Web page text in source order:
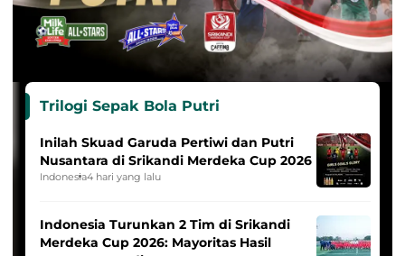
Trilogi Sepak Bola Putri
Inilah Skuad Garuda Pertiwi dan Putri
Nusantara di Srikandi Merdeka Cup 2026
Indonesia4 hari yang lalu
Indonesia Turunkan 2 Tim di Srikandi
Merdeka Cup 2026: Mayoritas Hasil